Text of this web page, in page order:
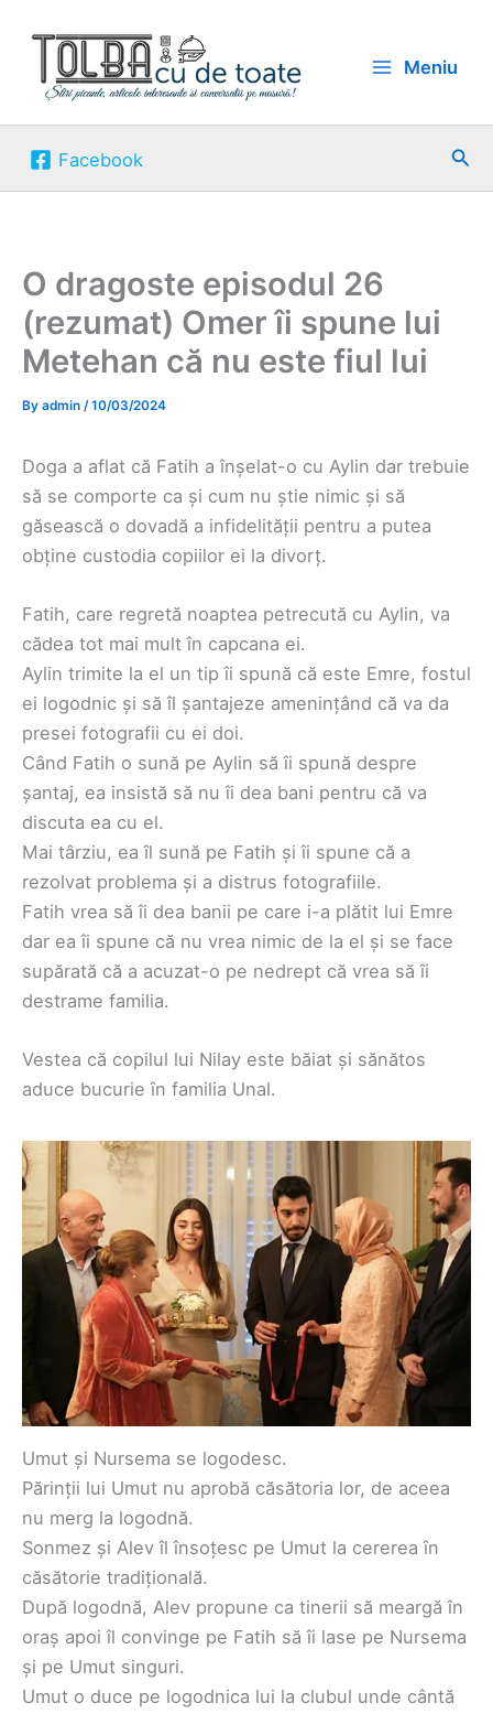
content
Meniu
Facebook
O dragoste episodul 26
(rezumat) Omer îi spune lui
Metehan că nu este fiul lui
By admin /10/03/2024
Doga a aflat că Fatih a înșelat-o cu Aylin dar trebuie
să se comporte ca și cum nu știe nimic și să
găsească o dovadă a infidelității pentru a putea
obține custodia copiilor ei la divorț.
Fatih, care regretă noaptea petrecută cu Aylin, va
cădea tot mai mult în capcana ei.
Aylin trimite la el un tip îi spună că este Emre, fostul
ei logodnic și să îl șantajeze amenințând că va da
presei fotografii cu ei doi.
Când Fatih o sună pe Aylin să îi spună despre
șantaj, ea insistă să nu îi dea bani pentru că va
discuta ea cu el.
Mai târziu, ea îl sună pe Fatih și îi spune că a
rezolvat problema și a distrus fotografiile.
Fatih vrea să îi dea banii pe care i-a plătit lui Emre
dar ea îi spune că nu vrea nimic de la el și se face
supărată că a acuzat-o pe nedrept că vrea să îi
destrame familia.
Vestea că copilul lui Nilay este băiat și sănătos
aduce bucurie în familia Unal.
Umut și Nursema se logodesc.
Părinții lui Umut nu aprobă căsătoria lor, de aceea
nu merg la logodnă.
Sonmez și Alev îl însoțesc pe Umut la cererea în
căsătorie tradițională.
După logodnă, Alev propune ca tinerii să meargă în
oraș apoi îl convinge pe Fatih să îi lase pe Nursema
și pe Umut singuri.
Umut o duce pe logodnica lui la clubul unde cântă